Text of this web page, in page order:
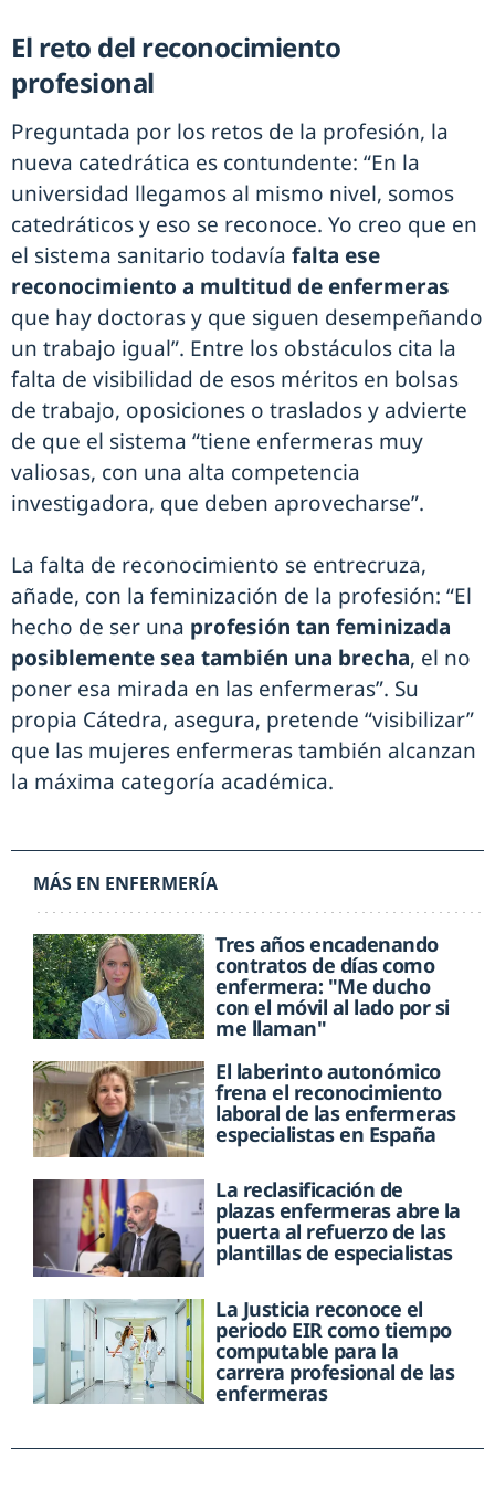
El reto del reconocimiento
profesional
Preguntada por los retos de la profesión, la
nueva catedrática es contundente: “En la
universidad llegamos al mismo nivel, somos
catedráticos y eso se reconoce. Yo creo que en
el sistema sanitario todavía falta ese
reconocimiento a multitud de enfermeras
que hay doctoras y que siguen desempeñando
un trabajo igual”. Entre los obstáculos cita la
falta de visibilidad de esos méritos en bolsas
de trabajo, oposiciones o traslados y advierte
de que el sistema “tiene enfermeras muy
valiosas, con una alta competencia
investigadora, que deben aprovecharse”.
La falta de reconocimiento se entrecruza,
añade, con la feminización de la profesión: “El
hecho de ser una profesión tan feminizada
posiblemente sea también una brecha, el no
poner esa mirada en las enfermeras”. Su
propia Cátedra, asegura, pretende “visibilizar”
que las mujeres enfermeras también alcanzan
la máxima categoría académica.
MÁS EN ENFERMERÍA
Tres años encadenando
contratos de días como
enfermera: "Me ducho
con el móvil al lado por si
me llaman"
El laberinto autonómico
frena el reconocimiento
laboral de las enfermeras
especialistas en España
La reclasificación de
plazas enfermeras abre la
puerta al refuerzo de las
plantillas de especialistas
La Justicia reconoce el
periodo EIR como tiempo
computable para la
carrera profesional de las
enfermeras